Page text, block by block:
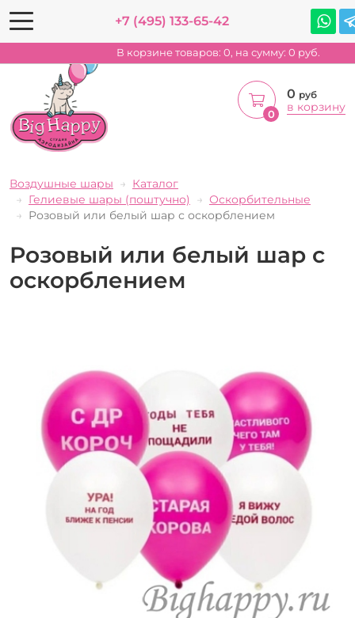
+7 (495) 133-65-42
В корзине товаров: 0, на сумму: 0 руб.
0
0 руб
в корзину
Воздушные шары
Каталог
Гелиевые шары (поштучно)
Оскорбительные
Розовый или белый шар с оскорблением
Розовый или белый шар с
оскорблением